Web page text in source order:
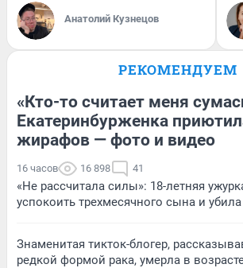
Анатолий Кузнецов
РЕКОМЕНДУЕМ
«Кто-то считает меня
Екатеринбурженка
жирафов — фото и видео
16 часов 16 898 41
«Не рассчитала силы»: 18-летняя
успокоить трехмесячного сына и убила
Знаменитая тикток-блогер,
редкой формой рака, умерла в